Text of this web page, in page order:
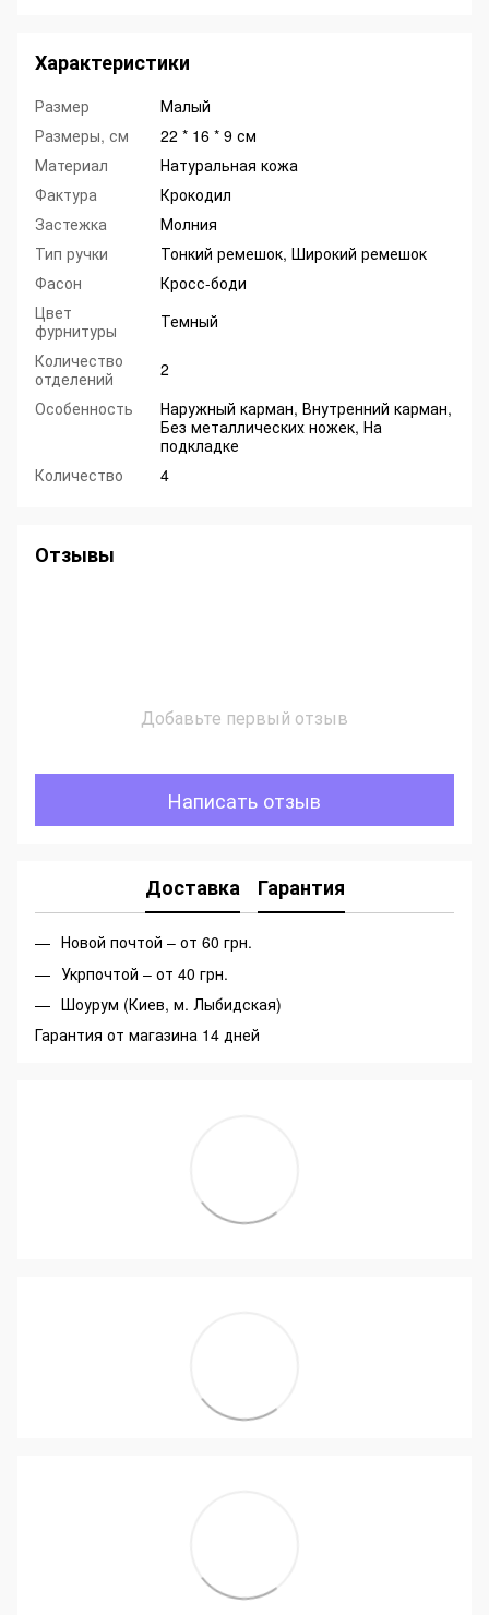
Характеристики
Размер
Малый
Размеры, см
22 * 16 * 9 см
Материал
Натуральная кожа
Фактура
Крокодил
Застежка
Молния
Тип ручки
Тонкий ремешок, Широкий ремешок
Фасон
Кросс-боди
Цвет
фурнитуры
Темный
Количество
отделений
2
Особенность
Наружный карман, Внутренний карман,
Без металлических ножек, На
подкладке
Количество
4
Отзывы
Добавьте первый отзыв
Написать отзыв
Доставка Гарантия
Новой почтой – от 60 грн.
Укрпочтой – от 40 грн.
Шоурум (Киев, м. Лыбидская)
Гарантия от магазина 14 дней